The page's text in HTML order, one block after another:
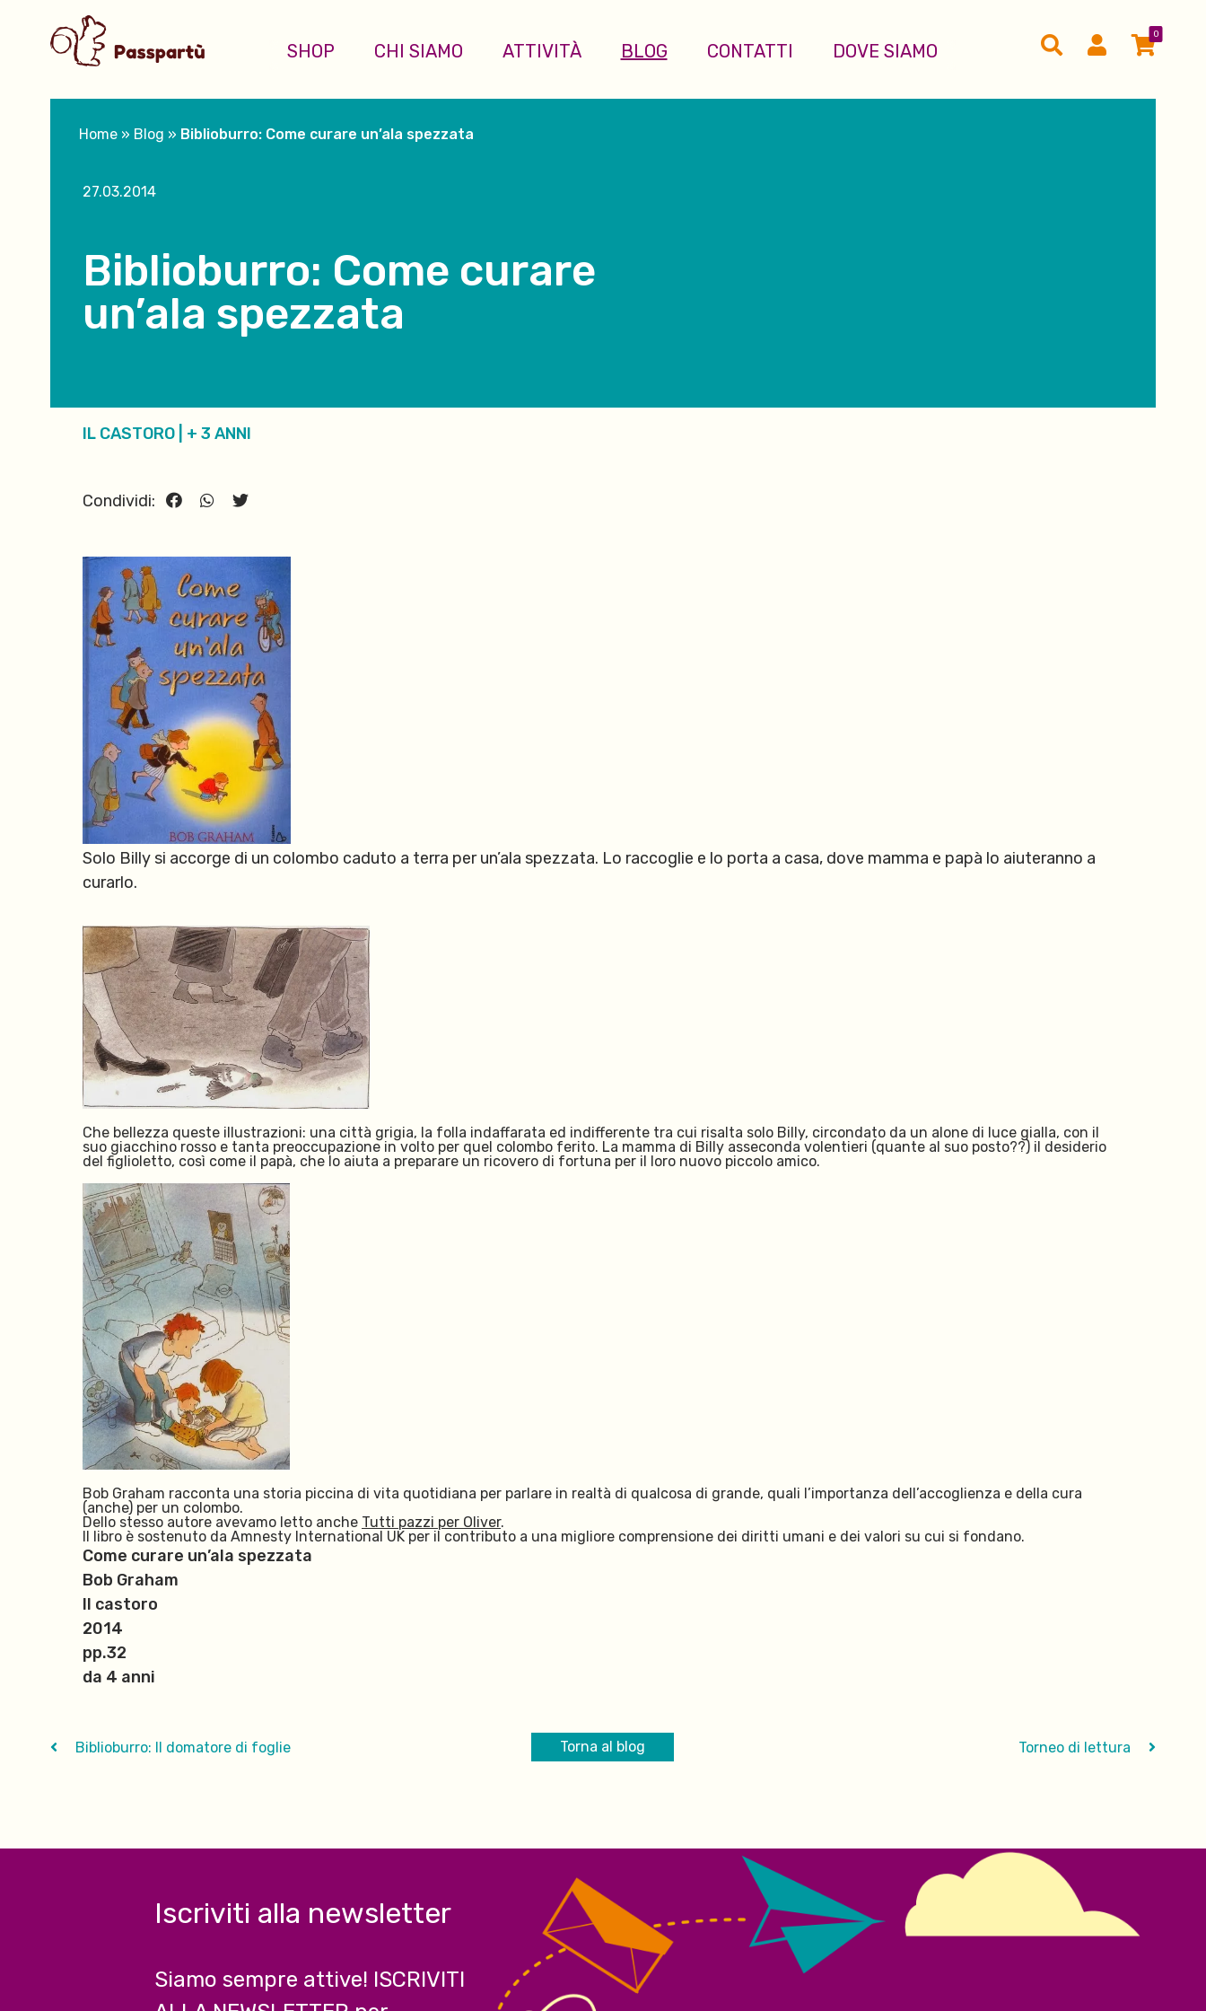
SHOP CHI SIAMO ATTIVITÀ BLOG CONTATTI DOVE SIAMO
0
Home » Blog » Biblioburro: Come curare un’ala spezzata
27.03.2014
Biblioburro: Come curare
un’ala spezzata
IL CASTORO + 3 ANNI
Condividi:
Solo Billy si accorge di un colombo caduto a terra per un’ala spezzata. Lo raccoglie e lo porta a casa, dove mamma e papà lo aiuteranno a
curarlo.
Che bellezza queste illustrazioni: una città grigia, la folla indaffarata ed indifferente tra cui risalta solo Billy, circondato da un alone di luce gialla, con il
suo giacchino rosso e tanta preoccupazione in volto per quel colombo ferito. La mamma di Billy asseconda volentieri (quante al suo posto??) il desiderio
del figlioletto, così come il papà, che lo aiuta a preparare un ricovero di fortuna per il loro nuovo piccolo amico.
Bob Graham racconta una storia piccina di vita quotidiana per parlare in realtà di qualcosa di grande, quali l’importanza dell’accoglienza e della cura
(anche) per un colombo.
Dello stesso autore avevamo letto anche Tutti pazzi per Oliver.
Il libro è sostenuto da Amnesty International UK per il contributo a una migliore comprensione dei diritti umani e dei valori su cui si fondano.
Come curare un’ala spezzata
Bob Graham
Il castoro
2014
pp.32
da 4 anni
Biblioburro: Il domatore di foglie Torna al blog Torneo di lettura
Iscriviti alla newsletter
Siamo sempre attive! ISCRIVITI